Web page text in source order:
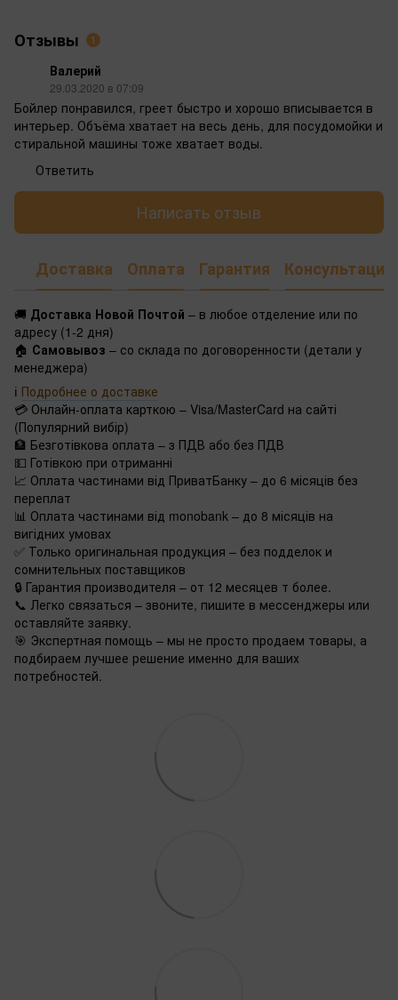
Отзывы 1
Валерий
29.03.2020 в 07:09
Бойлер понравился, греет быстро и хорошо вписывается в
интерьер. Объёма хватает на весь день, для посудомойки и
стиральной машины тоже хватает воды.
Ответить
Написать отзыв
Доставка Оплата Гарантия Консультация
🚚 Доставка Новой Почтой – в любое отделение или по
адресу (1-2 дня)
🏠 Самовывоз – со склада по договоренности (детали у
менеджера)
ℹ️ Подробнее о доставке
💳 Онлайн-оплата карткою – Visa/MasterCard на сайті
(Популярний вибір)
🏦 Безготівкова оплата – з ПДВ або без ПДВ
💵 Готівкою при отриманні
📈 Оплата частинами від ПриватБанку – до 6 місяців без
переплат
📊 Оплата частинами від monobank – до 8 місяців на
вигідних умовах
✅ Только оригинальная продукция – без подделок и
сомнительных поставщиков
🔒 Гарантия производителя – от 12 месяцев т более.
📞 Легко связаться – звоните, пишите в мессенджеры или
оставляйте заявку.
🎯 Экспертная помощь – мы не просто продаем товары, а
подбираем лучшее решение именно для ваших
потребностей.